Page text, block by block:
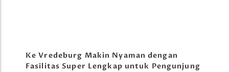
Ke Vredeburg Makin Nyaman dengan
Fasilitas Super Lengkap untuk Pengunjung